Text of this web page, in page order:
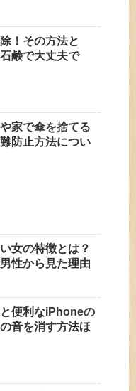
！その方法と
鹸で大丈夫で
家で傘を捨てる
防止方法につい
女の特徴とは？
性から見た理由
便利なiPhoneの
音を消す方法ほ